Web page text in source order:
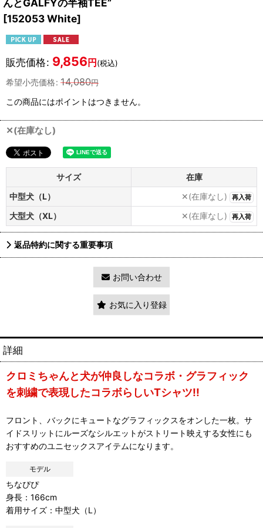
[152053 White]
販売価格: 9,856円(税込)
希望小売価格: 14,080円
この商品にはポイントはつきません。
✕(在庫なし)
サイズ
在庫
中型犬（L）
✕(在庫なし) 再入荷
大型犬（XL） ✕(在庫なし) 再入荷
返品特約に関する重要事項
お問い合わせ
お気に入り登録
詳細
クロミちゃんと犬が仲良しなコラボ・グラフィック
を刺繍で表現したコラボらしいTシャツ!!
フロント、バックにキュートなグラフィックスをオンした一枚。サ
イドスリットにルーズなシルエットがストリート映えする女性にも
おすすめのユニセックスアイテムになります。
モデル
ちなぴぴ
身長：166cm
着用サイズ：中型犬（L）